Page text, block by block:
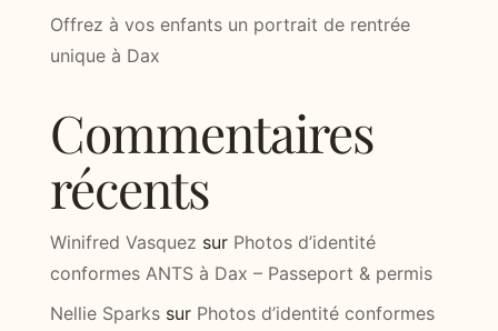
Offrez à vos enfants un portrait de rentrée
unique à Dax
Commentaires
récents
Winifred Vasquez sur Photos d’identité
conformes ANTS à Dax – Passeport & permis
Nellie Sparkssur Photos d’identité conformes